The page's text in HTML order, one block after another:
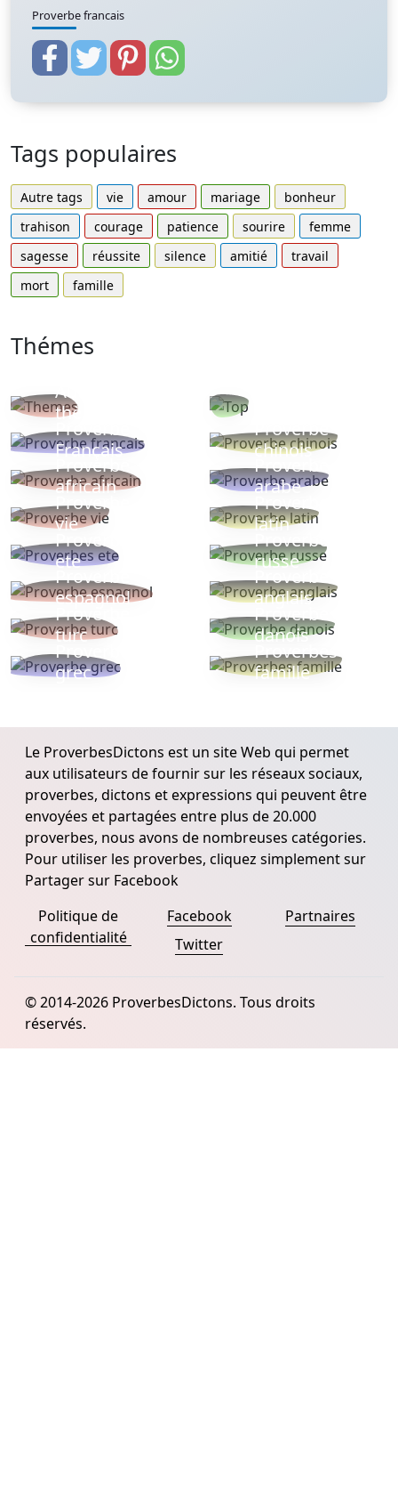
Proverbe francais
Tags populaires
Autre tags vie amour mariage
bonheur
trahison
courage patience sourire
femme
sagesse
réussite silence amitié
travail
mort
famille
Thémes
Autres
thèmes
Proverbe
Français
Proverbe
chinois
Proverbe
africain
Proverbe
arabe
Proverbe
vie
Proverbe
latin
Proverbes
ete
Proverbe
russe
Proverbe
espagnol
Proverbe
anglais
Proverbe
turc
Proverbe
danois
Proverbe
grec
Proverbes
famille
Le ProverbesDictons est un site Web qui permet
aux utilisateurs de fournir sur les réseaux sociaux,
proverbes, dictons et expressions qui peuvent être
envoyées et partagées entre plus de 20.000
proverbes, nous avons de nombreuses catégories.
Pour utiliser les proverbes, cliquez simplement sur
Partager sur Facebook
Politique de
confidentialité
Facebook
Twitter
Partnaires
© 2014-2026 ProverbesDictons. Tous droits
réservés.